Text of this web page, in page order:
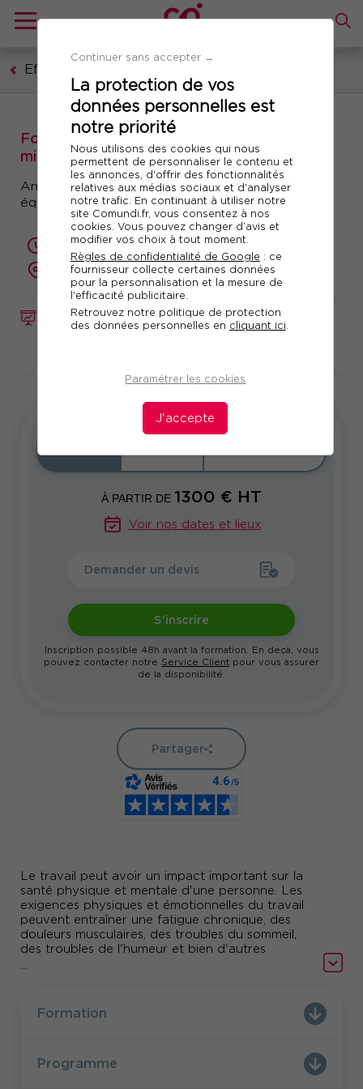
Continuer sans accepter →
La protection de vos
données personnelles est
notre priorité
Nous utilisons des cookies qui nous
permettent de personnaliser le contenu et
les annonces, d'offrir des fonctionnalités
relatives aux médias sociaux et d'analyser
notre trafic. En continuant à utiliser notre
site Comundi.fr, vous consentez à nos
cookies. Vous pouvez changer d’avis et
modifier vos choix à tout moment.
Règles de confidentialité de Google : ce
fournisseur collecte certaines données
pour la personnalisation et la mesure de
l'efficacité publicitaire.
Retrouvez notre politique de protection
des données personnelles en cliquant ici
Paramétrer les cookies
J'accepte
Efficacité professionnelle
FORMATION Réf. 11055
Formation : Préserver son capital santé en
milieu professionnel
Améliorer son hygiène de vie pour trouver son
équilibre sur le long terme
2 jours (14 heures)
présentiel ou à distance
Le travail peut avoir un impact important sur la
santé physique et mentale d'une personne. Les
exigences physiques et émotionnelles du travail
peuvent entraîner une fatigue chronique, des
douleurs musculaires, des troubles du sommeil,
des troubles de l'humeur et bien d'autres
professionnel, se sentir malmené avec l’impression
d’avoir de moins en moins de marge de
sa vie au quotidien et ses performances.
...
Inter Intra Sur-mesure
À PARTIR DE 1300 € HT
Voir nos dates et lieux
Demander un devis
S'inscrire
Inscription possible 48h avant la formation. En deçà, vous
pouvez contacter notre Service Client pour vous assurer
de la disponibilité.
Partager
Formation
Programme